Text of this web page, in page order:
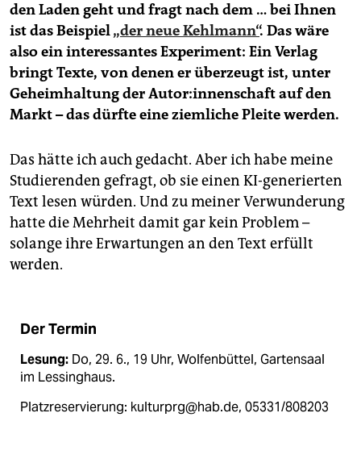
den Laden geht und fragt nach dem … bei Ihnen
ist das Beispiel„der neue Kehlmann“. Das wäre
also ein interessantes Experiment: Ein Verlag
bringt Texte, von denen er überzeugt ist, unter
Geheimhaltung der Au­to­r:in­nen­schaft auf den
Markt – das dürfte eine ziemliche Pleite werden.
Das hätte ich auch gedacht. Aber ich habe meine
Studierenden gefragt, ob sie einen KI-generierten
Text lesen würden. Und zu meiner Verwunderung
hatte die Mehrheit damit gar kein Problem –
solange ihre Erwartungen an den Text erfüllt
werden.
Der Termin
Lesung: Do, 29. 6., 19 Uhr, Wolfenbüttel, Gartensaal
im Lessinghaus.
Platzreservierung: kulturprg@hab.de, 05331/808203